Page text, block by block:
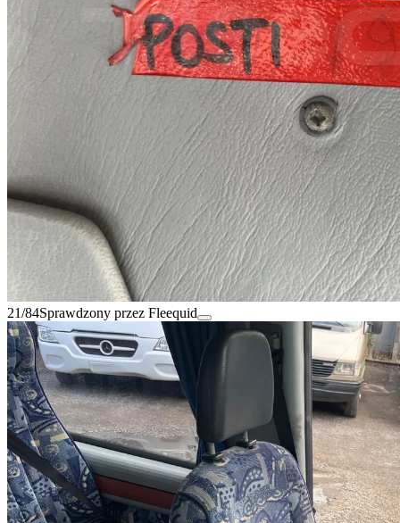
21/84Sprawdzony przez Fleequid